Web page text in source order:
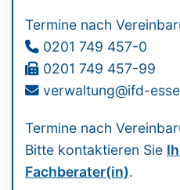
Termine nach
0201 749 457-0
0201 749 457-99
verwaltung@ifd-
Termine nach
Bitte kontaktieren Sie
Fachberater(in).